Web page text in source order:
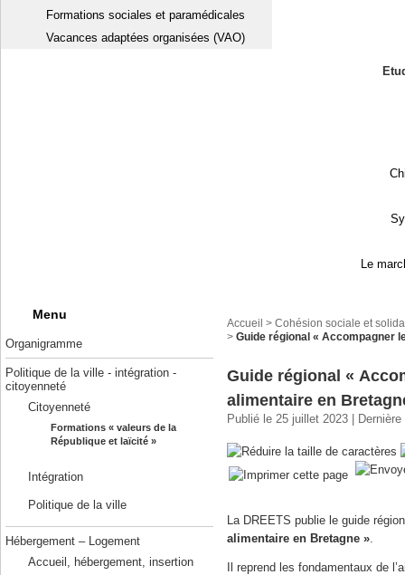
Formations sociales et paramédicales
Vacances adaptées organisées (VAO)
Le
Menu
Organigramme
Politique de la ville - intégration -
citoyenneté
Citoyenneté
Formations « valeurs de la
République et laïcité »
Intégration
Politique de la ville
Hébergement – Logement
Accueil, hébergement, insertion
Accueil > Cohésion sociale et
> Guide régional « Accompagner
Guide régional «
alimentaire en
Publié le 25 juillet 2023 |
La DREETS publie le guide
alimentaire en Bretagne »
Il reprend les fondamentaux de